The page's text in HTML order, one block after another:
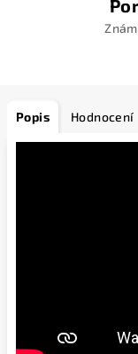
Popis Hodnocení